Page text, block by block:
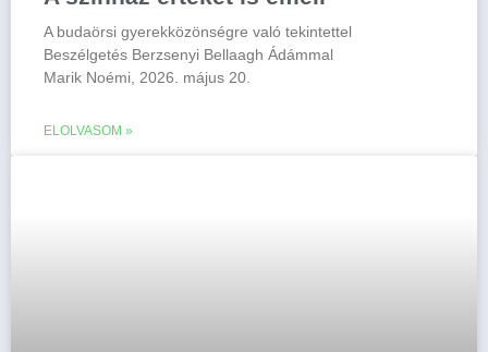
A budaörsi gyerekközönségre való tekintettel
Beszélgetés Berzsenyi Bellaagh Ádámmal
Marik Noémi, 2026. május 20.
ELOLVASOM »